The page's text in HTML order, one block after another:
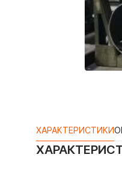
ХАРАКТЕРИСТИКИ